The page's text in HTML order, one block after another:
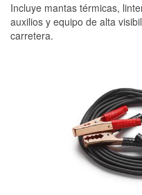
Incluye mantas térmicas,
auxilios y equipo de alta
carretera.